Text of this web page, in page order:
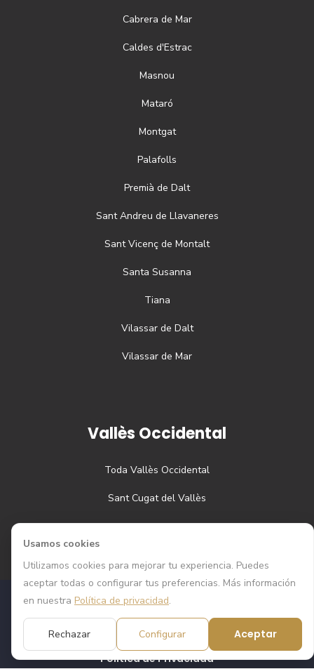
Cabrera de Mar
Caldes d'Estrac
Masnou
Mataró
Montgat
Palafolls
Premià de Dalt
Sant Andreu de Llavaneres
Sant Vicenç de Montalt
Santa Susanna
Tiana
Vilassar de Dalt
Vilassar de Mar
Vallès Occidental
Toda Vallès Occidental
Sant Cugat del Vallès
Todos los derechos reservados © Grandiora
desarrollada por
Webcoding
Política de Privacidad
Usamos cookies
Utilizamos cookies para mejorar tu experiencia. Puedes
aceptar todas o configurar tus preferencias. Más información
en nuestra Política de privacidad.
Rechazar Configurar Aceptar